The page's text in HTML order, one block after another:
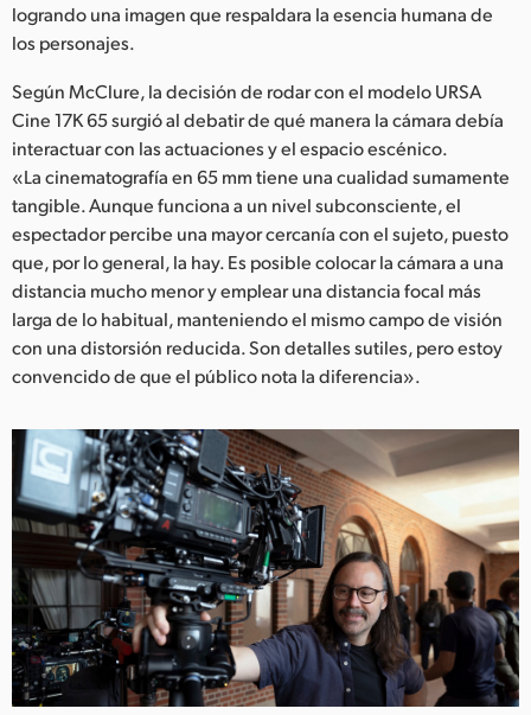
South Africa
Sweden
Turkey
UAE
Ukraine
United Kingdom
logrando una imagen que respaldara la esencia humana de
los personajes.
Según McClure, la decisión de rodar con el modelo URSA
Cine 17K 65 surgió al debatir de qué manera la cámara debía
interactuar con las actuaciones y el espacio escénico.
«La cinematografía en 65 mm tiene una cualidad sumamente
tangible. Aunque funciona a un nivel subconsciente, el
espectador percibe una mayor cercanía con el sujeto, puesto
que, por lo general, la hay. Es posible colocar la cámara a una
distancia mucho menor y emplear una distancia focal más
larga de lo habitual, manteniendo el mismo campo de visión
con una distorsión reducida. Son detalles sutiles, pero estoy
convencido de que el público nota la diferencia».